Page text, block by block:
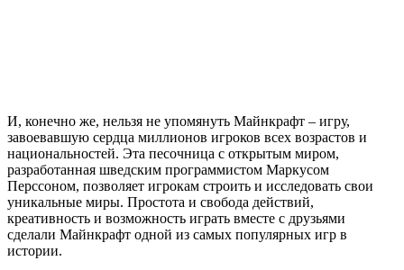
И, конечно же, нельзя не упомянуть Майнкрафт – игру,
завоевавшую сердца миллионов игроков всех возрастов и
национальностей. Эта песочница с открытым миром,
разработанная шведским программистом Маркусом
Перссоном, позволяет игрокам строить и исследовать свои
уникальные миры. Простота и свобода действий,
креативность и возможность играть вместе с друзьями
сделали Майнкрафт одной из самых популярных игр в
истории.